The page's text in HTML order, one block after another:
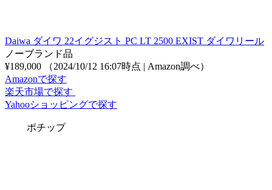
Daiwa ダイワ 22イグジスト PC LT 2500 EXIST ダイワリール
ノーブランド品
¥189,000
（2024/10/12 16:07時点 | Amazon調べ）
Amazonで探す
楽天市場で探す
Yahooショッピングで探す
ポチップ